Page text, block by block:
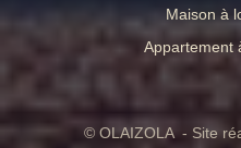
Maison à
Appartement
© OLAIZOLA - Site